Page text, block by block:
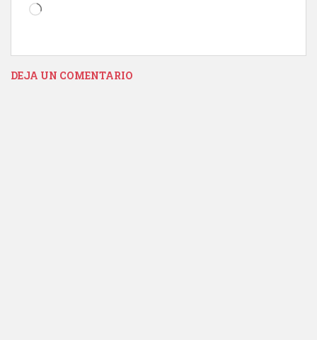
Cargando...
DEJA UN COMENTARIO